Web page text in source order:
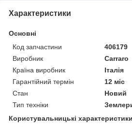
Характеристики
Основні
Код запчастини
406179
Виробник
Carraro
Країна виробник
Італія
Гарантійний термін
12 міс
Стан
Новий
Тип техніки
Користувальницькі характеристики